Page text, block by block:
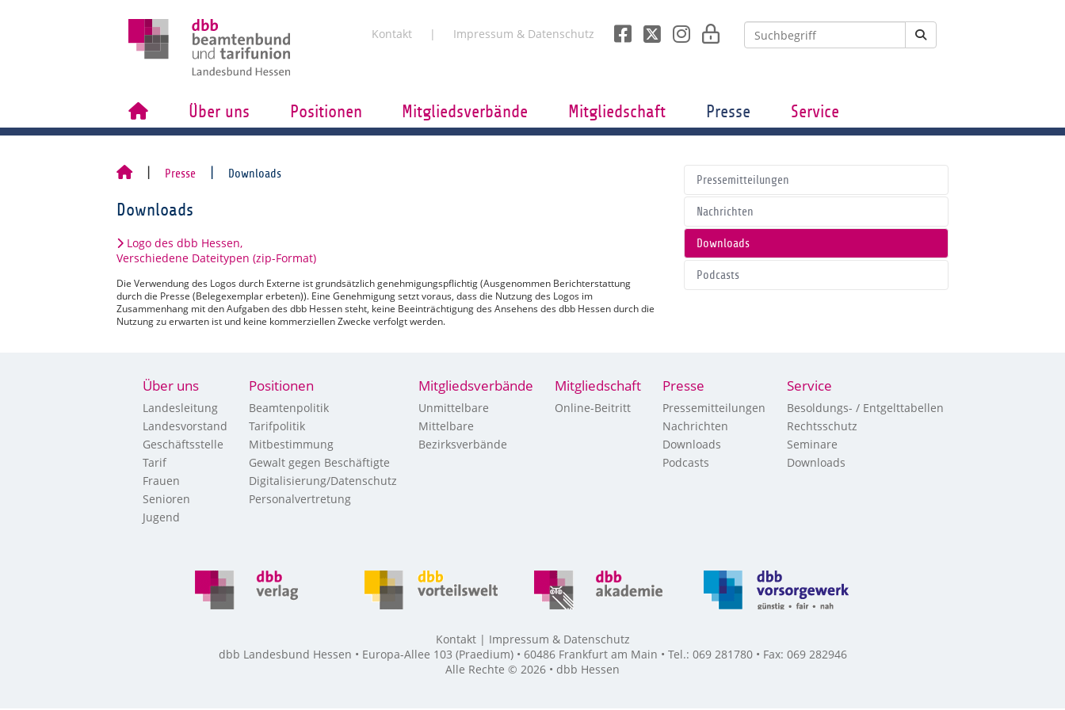
Kontakt Impressum & Datenschutz
Über uns Positionen Mitgliedsverbände Mitgliedschaft Presse Service
Presse Downloads
Downloads
Logo des dbb Hessen,
Verschiedene Dateitypen (zip-Format)
Die Verwendung des Logos durch Externe ist grundsätzlich genehmigungspflichtig (Ausgenommen Berichterstattung
durch die Presse (Belegexemplar erbeten)). Eine Genehmigung setzt voraus, dass die Nutzung des Logos im
Zusammenhang mit den Aufgaben des dbb Hessen steht, keine Beeinträchtigung des Ansehens des dbb Hessen durch die
Nutzung zu erwarten ist und keine kommerziellen Zwecke verfolgt werden.
Pressemitteilungen
Nachrichten
Downloads
Podcasts
Über uns
Landesleitung
Landesvorstand
Geschäftsstelle
Tarif
Frauen
Senioren
Jugend
Positionen
Beamtenpolitik
Tarifpolitik
Mitbestimmung
Gewalt gegen Beschäftigte
Digitalisierung/Datenschutz
Personalvertretung
Mitgliedsverbände
Unmittelbare
Mittelbare
Bezirksverbände
Mitgliedschaft
Online-Beitritt
Presse
Pressemitteilungen
Nachrichten
Downloads
Podcasts
Service
Besoldungs- / Entgelttabellen
Rechtsschutz
Seminare
Downloads
Kontakt
Impressum & Datenschutz
dbb Landesbund Hessen • Europa-Allee 103 (Praedium) • 60486 Frankfurt am Main • Tel.: 069 281780 • Fax: 069 282946
Alle Rechte © 2026 • dbb Hessen